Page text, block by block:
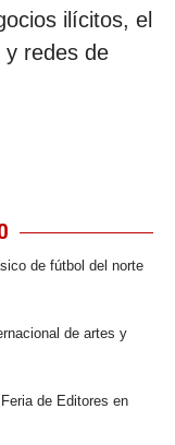
ilícitos, el
redes de
de fútbol del norte
de artes y
de Editores en